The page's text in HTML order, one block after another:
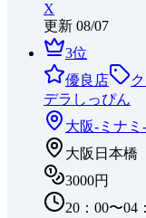
X
更新 08/07
3位
優良店
デラしっぴん
大阪-ミナミ-
大阪日本橋
3000円
20：00〜04